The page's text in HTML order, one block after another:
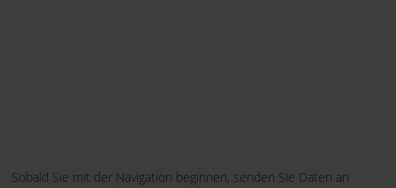
Sobald Sie mit der Navigation beginnen, senden Sie Daten an